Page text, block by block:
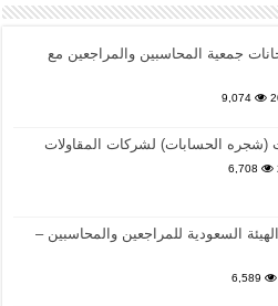
جمعية المحاسبين والمراجعين مع
9,074
(شجره الحسابات) لشركات المقاولات
6,708
السعودية للمراجعين والمحاسبين –
6,589